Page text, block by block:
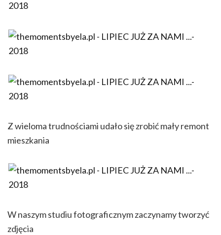
Z wieloma trudnościami udało się zrobić mały remont
mieszkania
W naszym studiu fotograficznym zaczynamy tworzyć
zdjęcia